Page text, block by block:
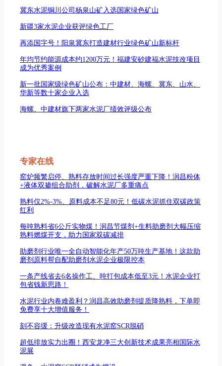
冀东水泥铜川公司杨泉山矿入选国家绿色矿山
新疆3家水泥企业获评绿色工厂
再添国字号！阳泉冀东打造建材行业绿色矿山新标杆
年均节约能源成本约1200万元！福建安砂建福水泥技改项目
成为优秀案例
新一批国家级绿色矿山公布：中建材、海螺、冀东、山水、
华新等数十家企业入选
海螺、中建材旗下两家水泥厂绩效评级公布
专家在线
窑炉频繁启停、熟料存放时间过长强度严重下降！润昌粉体
+液体双掺组合助剂，破解水泥厂多重痛点
熟料仅2%-3%、原料成本不足80元！低碳水泥抓住双碳政策
红利
每吨熟料省6公斤实物煤！润昌节煤剂+生料助磨剂大幅压缩
熟料燃煤开支，助力国家双碳减排
助磨剂行业唯一全自动智能化年产50万吨生产基地！这款助
磨剂原料帮自配助磨剂水泥企业极限控本
一条产线省去6名操作工、吨打包成本低至3元！水泥企业打
包省钱新思路！
水泥行业内卷难盈利？润昌高效助磨剂提质降熟料，下单即
免费享十大增值服务！
刻不容缓：升级改造现有水泥窑SCR脱硝
超低排放实力出圈！西安龙净三大创新技术成果亮相国际水
泥展